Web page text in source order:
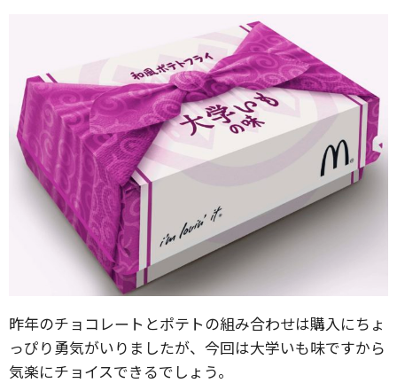
昨年のチョコレートとポテトの組み合わせは購入にちょ
っぴり勇気がいりましたが、今回は大学いも味ですから
気楽にチョイスできるでしょう。